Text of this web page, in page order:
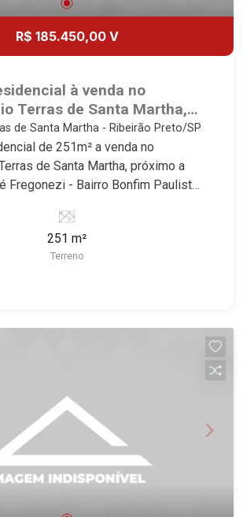
R$ 185.450,00 V
à venda no
Terras de Santa Martha,
José Fregonezi -
SP.
de Santa Martha - Ribeirão Preto/SP
de 251m² a venda no
de Santa Martha, próximo a
Fregonezi - Bairro Bonfim Paulista,
que a Martinelli Imobiliária
de área útil - Plano
24h Martinelli
Preto.
251 m²
Terreno